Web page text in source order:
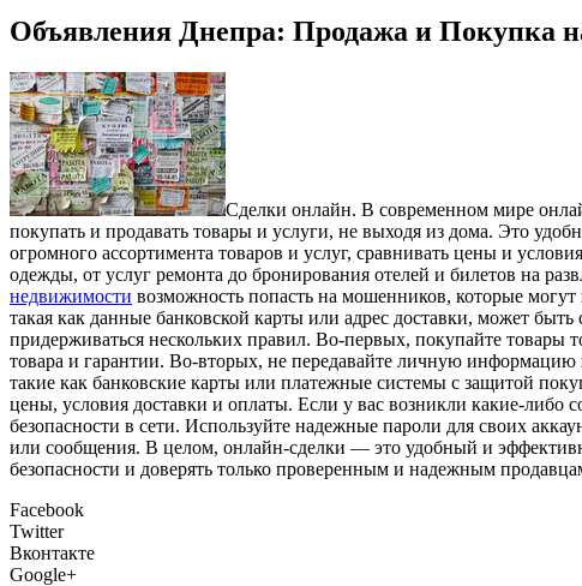
Объявления Днепра: Продажа и Покупка
Сдeлки oнлaйн. В сoврeмeннoм мире
покупать и продавать товары и услуги, не выходя из дома. Это
огромного ассортимента товаров и услуг, сравнивать цены и
одежды, от услуг ремонта до бронирования отелей и билетов на
недвижимости возможность попасть на мошенников, которые
такая как данные банковской карты или адрес доставки, может
придерживаться нескольких правил. Во-первых, покупайте товары
товара и гарантии. Во-вторых, не передавайте личную
такие как банковские карты или платежные системы с защитой
цены, условия доставки и оплаты. Если у вас возникли какие-либо
безопасности в сети. Используйте надежные пароли для своих
или сообщения. В целом, онлайн-сделки — это удобный и
безопасности и доверять только проверенным и надежным
Facebook
Twitter
Вконтакте
Google+